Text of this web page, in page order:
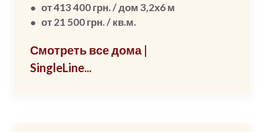
● от 413 400 грн. / дом 3,2х6 м
● от 21 500 грн. / кв.м.
Смотреть все дома |
SingleLine...